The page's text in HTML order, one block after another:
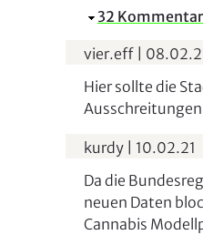
n
e
g
e
n
A
s
b
l
n
e
n
32
vier.eff
Hier sollte die
kurdy
10.02.21
Da die
neuen Daten
Cannabis